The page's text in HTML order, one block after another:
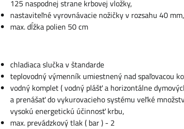
125 naspodnej strane krbovej vložky,
nastaviteľné vyrovnávacie nožičky v rozsahu 40 mm,
max. dĺžka polien 50 cm
chladiaca slučka v štandarde
teplovodný výmenník umiestnený nad spaľovacou
vodný komplet ( vodný plášť a horizontálne
a prenášať do vykurovacieho systému veľké
vysokú energetickú účinnosť krbu,
max. prevádzkový tlak ( bar ) - 2